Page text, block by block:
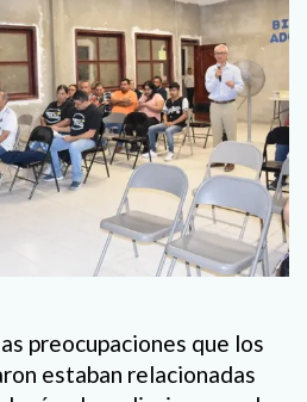
preocupaciones que los
estaban relacionadas